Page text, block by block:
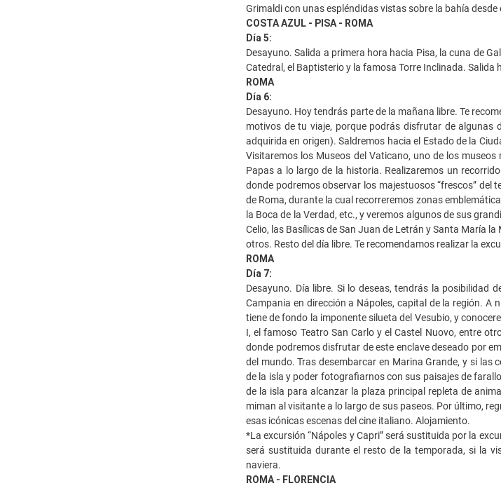
Grimaldi con unas espléndidas vistas sobre la bahía
COSTA AZUL - PISA - ROMA
Día 5:
Desayuno. Salida a primera hora hacia Pisa, la cuna de
Catedral, el Baptis­terio y la famosa Torre Inclinada. Salida
ROMA
Día 6:
Desayuno. Hoy tendrás parte de la mañana libre. Te
motivos de tu viaje, porque podrás disfrutar de algunas
adquirida en origen). Saldremos hacia el Estado de la
Visitaremos los Museos del Vaticano, uno de los
Papas a lo largo de la historia. Realizaremos un
donde podremos observar los majestuosos “frescos” del
de Roma, durante la cual recorreremos zonas
la Boca de la Verdad, etc., y veremos algunos de sus
Celio, las Basílicas de San Juan de Letrán y Santa María
otros. Resto del día libre. Te recomendamos realizar la
ROMA
Día 7:
Desayuno. Día libre. Si lo deseas, tendrás la posibilidad
Campania en dirección a Nápoles, capital de la región.
tiene de fondo la imponente silueta del Vesubio, y
I, el famoso Teatro San Carlo y el Castel Nuovo, entre
donde podremos disfrutar de este enclave deseado por
del mundo. Tras desembarcar en Marina Grande, y si
de la isla y poder fotografiarnos con sus paisajes de
de la isla para alcanzar la plaza principal repleta de
miman al visitante a lo largo de sus paseos. Por último,
esas icónicas escenas del cine italiano. Alojamiento.
*La excursión “Nápoles y Capri” será sustituida por la
será sustituida durante el resto de la temporada, si la
naviera.
ROMA - FLORENCIA